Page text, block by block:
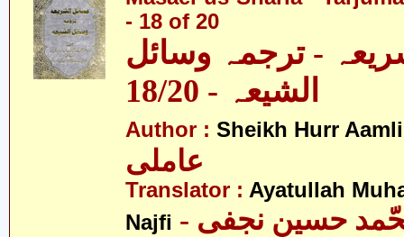
- 18 of 20
- ترجمہ وسائل
الشیعہ - 18/20
Author : Sheikh Hurr Aamli
عاملی
Translator : Ayatullah
Najfi
محّمد حسین نجفی